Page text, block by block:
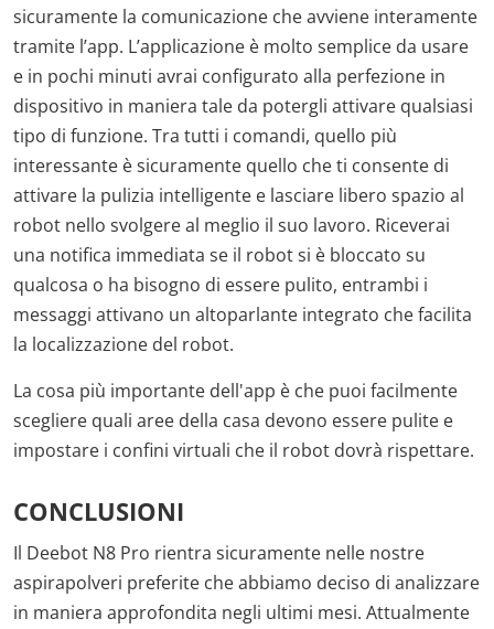
sicuramente la comunicazione che avviene interamente
tramite l’app. L’applicazione è molto semplice da usare
e in pochi minuti avrai configurato alla perfezione in
dispositivo in maniera tale da potergli attivare qualsiasi
tipo di funzione. Tra tutti i comandi, quello più
interessante è sicuramente quello che ti consente di
attivare la pulizia intelligente e lasciare libero spazio al
robot nello svolgere al meglio il suo lavoro. Riceverai
una notifica immediata se il robot si è bloccato su
qualcosa o ha bisogno di essere pulito, entrambi i
messaggi attivano un altoparlante integrato che facilita
la localizzazione del robot.
La cosa più importante dell'app è che puoi facilmente
scegliere quali aree della casa devono essere pulite e
impostare i confini virtuali che il robot dovrà rispettare.
CONCLUSIONI
Il Deebot N8 Pro rientra sicuramente nelle nostre
aspirapolveri preferite che abbiamo deciso di analizzare
in maniera approfondita negli ultimi mesi. Attualmente